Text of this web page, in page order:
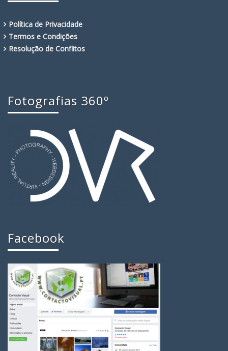
Política de Privacidade
Termos e Condições
Resolução de Conflitos
Fotografias 360º
Facebook